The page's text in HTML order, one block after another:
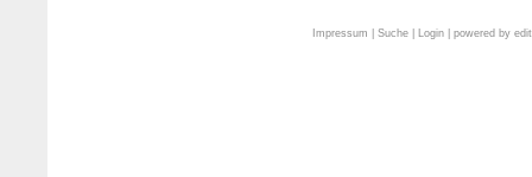
Impressum Suche Login | powered by